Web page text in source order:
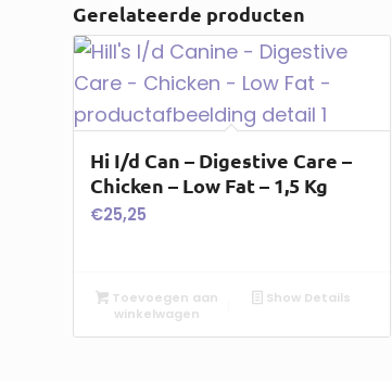
Gerelateerde producten
Hi I/d Can – Digestive Care –
Chicken – Low Fat – 1,5 Kg
€25,25
Toevoegen aan
winkelwagen
Show Details